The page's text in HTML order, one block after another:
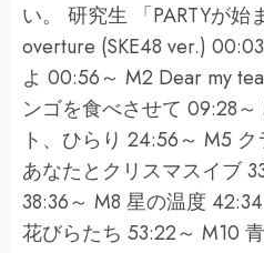
い。 研究生 「PARTYが始
overture (SKE48 ver.)
よ 00:56～ M2 Dear my
ンゴを食べさせて 09:28
ト、ひらり 24:56～ M5
あなたとクリスマスイブ
38:36～ M8 星の温度
花びらたち 53:22～ M10